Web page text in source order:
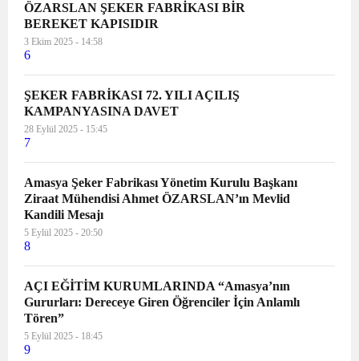
ÖZARSLAN ŞEKER FABRİKASI BİR
BEREKET KAPISIDIR
3 Ekim 2025 - 14:58
6
ŞEKER FABRİKASI 72. YILI AÇILIŞ
KAMPANYASINA DAVET
28 Eylül 2025 - 15:45
7
Amasya Şeker Fabrikası Yönetim Kurulu Başkanı
Ziraat Mühendisi Ahmet ÖZARSLAN’ın Mevlid
Kandili Mesajı
5 Eylül 2025 - 20:50
8
AÇI EĞİTİM KURUMLARINDA “Amasya’nın
Gururları: Dereceye Giren Öğrenciler İçin Anlamlı
Tören”
5 Eylül 2025 - 18:45
9